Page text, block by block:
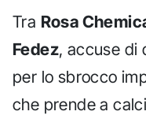
Tra Rosa
Fedez, accuse di
per lo sbrocco
che prende a